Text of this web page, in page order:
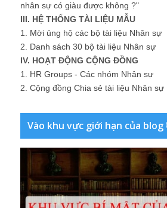
nhân sự có giàu được không ?"
III. HỆ THỐNG TÀI LIỆU MẪU
1. Mời ủng hộ các bộ tài liệu Nhân sự
2. Danh sách 30 bộ tài liệu Nhân sự
IV. HOẠT ĐỘNG CỘNG ĐỒNG
1. HR Groups - Các nhóm Nhân sự
2. Cộng đồng Chia sẻ tài liệu Nhân sự
Vào khu vực giới hạn của blog